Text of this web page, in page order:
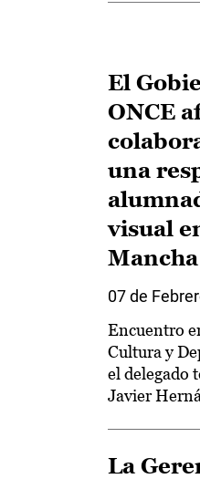
El
ONCE
una
visual
Mancha
07 de
Encuentro
Cultura y
el delegado
Javier
La